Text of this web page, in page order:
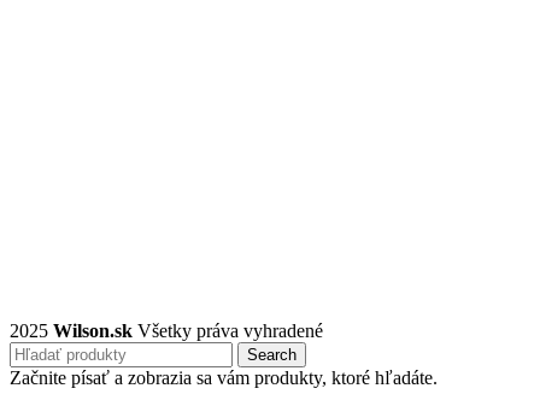
2025 Wilson.sk Všetky práva vyhradené
Search
Začnite písať a zobrazia sa vám produkty, ktoré hľadáte.